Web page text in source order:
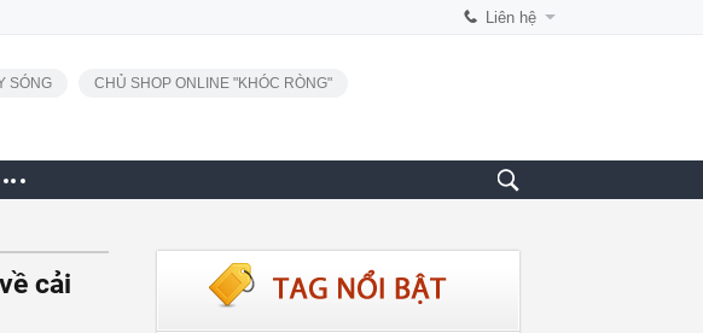
Liên hệ
SÓNG CHỦ SHOP ONLINE "KHÓC RÒNG"
cải